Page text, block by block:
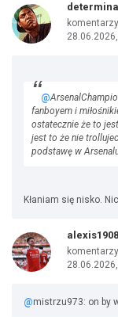
@
fanboyem i
ostatecznie że to
jest to że nie
podstawę w
Kłaniam się nisko.
alexis1908
@mistrzu973: on by